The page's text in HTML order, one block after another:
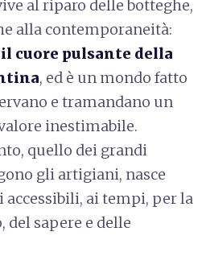
al riparo delle botteghe,
alla contemporaneità:
cuore pulsante della
, ed è un mondo fatto
e tramandano un
inestimabile.
quello dei grandi
gli artigiani, nasce
accessibili, ai tempi, per la
del sapere e delle